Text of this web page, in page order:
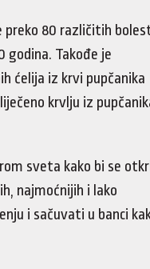
preko 80 različitih
godina. Takođe je
ćelija iz krvi pupčanika
krvlju iz
sveta kako bi se
najmoćnijih i lako
i sačuvati u banci